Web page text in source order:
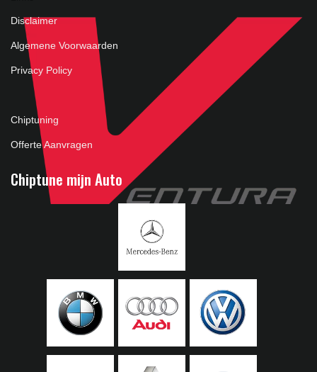
Disclaimer
Algemene Voorwaarden
Privacy Policy
Chiptuning
Offerte Aanvragen
Chiptune mijn Auto